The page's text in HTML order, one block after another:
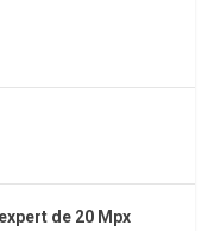
de 20 Mpx